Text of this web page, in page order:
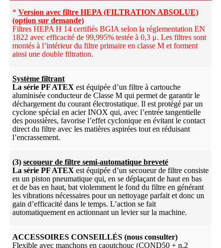
* Version avec filtre HEPA (FILTRATION ABSOLUE)
(option sur demande)
Filtres HEPA H 14 certifiés BGIA selon la réglementation EN
1822 avec efficacité de 99,995% testée à 0,3 μ. Les filtres sont
montés à l’intérieur du filtre primaire en classe M et forment
ainsi une double filtration.
Système filtrant
La série PF ATEX est équipée d’un filtre à cartouche
aluminisée conducteur de Classe M qui permet de garantir le
déchargement du courant électrostatique. Il est protégé par un
cyclone spécial en acier INOX qui, avec l’entrée tangentielle
des poussières, favorise l’effet cyclonique en évitant le contact
direct du filtre avec les matières aspirées tout en réduisant
l’encrassement.
(3) secoueur de filtre semi-automatique breveté
La série PF ATEX est équipée d’un secoueur de filtre consiste
en un piston pneumatique qui, en se déplaçant de haut en bas
et de bas en haut, bat violemment le fond du filtre en générant
les vibrations nécessaires pour un nettoyage parfait et donc un
gain d’efficacité dans le temps. L’action se fait
automatiquement en actionnant un levier sur la machine.
ACCESSOIRES CONSEILLÉS (nous consulter)
Flexible avec manchons en caoutchouc (COND50 + n.2